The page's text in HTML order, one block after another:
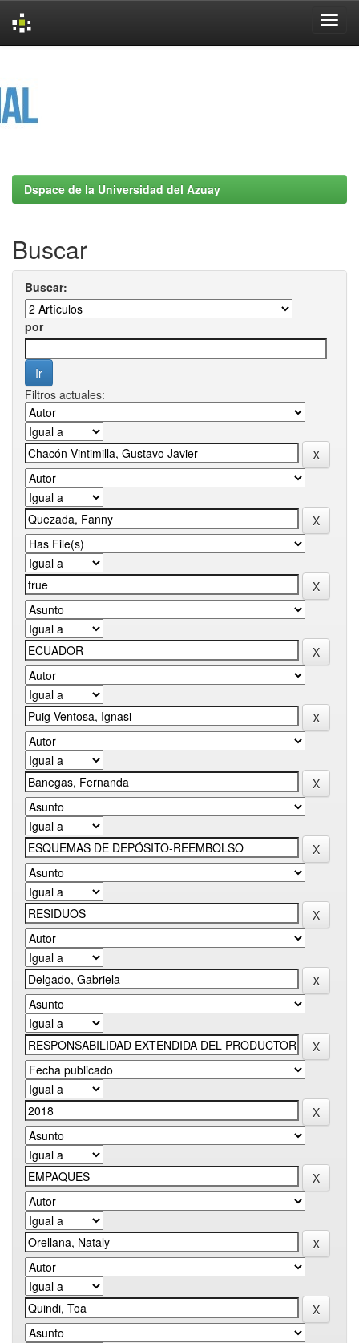
Dspace de la Universidad del Azuay
Buscar
Buscar:
por
Filtros actuales: